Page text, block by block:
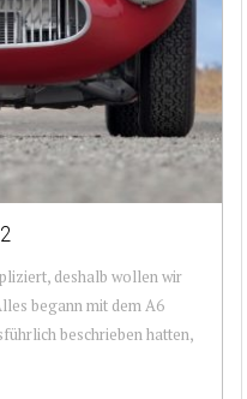
deshalb wollen wir
begann mit dem A6
beschrieben hatten,